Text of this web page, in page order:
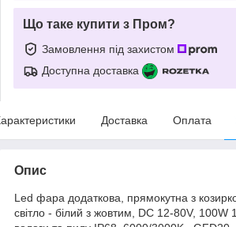
Що таке купити з Пром?
Замовлення під захистом
Доступна доставка
Доставка Оплата
Опис
Led фара додаткова, прямокутна з
світло - білий з жовтим, DC 12-80V, 100W